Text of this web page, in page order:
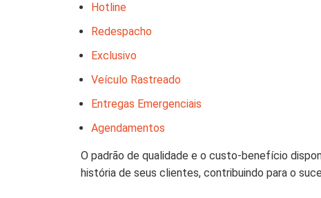
Hotline
Redespacho
Exclusivo
Veículo Rastreado
Entregas Emergenciais
Agendamentos
O padrão de qualidade e o custo-benefício
história de seus clientes, contribuindo para o